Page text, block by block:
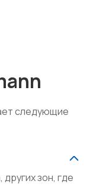
следующие
зон, где